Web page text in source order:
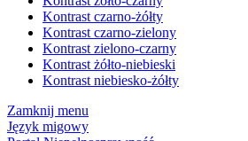
Kontrast czarno-żółty
Kontrast czarno-zielony
Kontrast zielono-czarny
Kontrast żółto-niebieski
Kontrast niebiesko-żółty
Zamknij menu
Język migowy